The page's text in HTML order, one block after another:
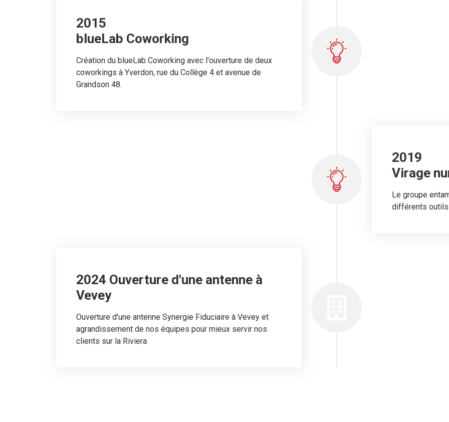
2015
blueLab Coworking
Création du blueLab Coworking avec l'ouverture de deux
coworkings à Yverdon, rue du Collège 4 et avenue de
Grandson 48.
2019
Virage
Le groupe
différents outils
2024 Ouverture d'une antenne à
Vevey
Ouverture d'une antenne Synergie Fiduciaire à Vevey et
agrandissement de nos équipes pour mieux servir nos
clients sur la Riviera.